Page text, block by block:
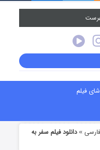
فیلم
»دانلود فیلم سفر به